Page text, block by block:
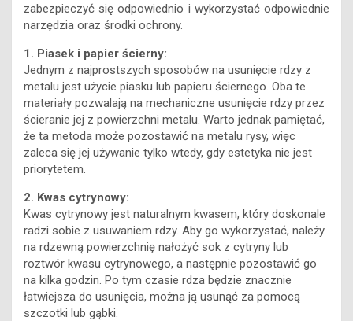
zabezpieczyć się odpowiednio i wykorzystać odpowiednie
narzędzia oraz środki ochrony.
1. Piasek i papier ścierny:
Jednym z najprostszych sposobów na usunięcie rdzy z
metalu jest użycie piasku lub papieru ściernego. Oba te
materiały pozwalają na mechaniczne usunięcie rdzy przez
ścieranie jej z powierzchni metalu. Warto jednak pamiętać,
że ta metoda może pozostawić na metalu rysy, więc
zaleca się jej używanie tylko wtedy, gdy estetyka nie jest
priorytetem.
2. Kwas cytrynowy:
Kwas cytrynowy jest naturalnym kwasem, który doskonale
radzi sobie z usuwaniem rdzy. Aby go wykorzystać, należy
na rdzewną powierzchnię nałożyć sok z cytryny lub
roztwór kwasu cytrynowego, a następnie pozostawić go
na kilka godzin. Po tym czasie rdza będzie znacznie
łatwiejsza do usunięcia, można ją usunąć za pomocą
szczotki lub gąbki.